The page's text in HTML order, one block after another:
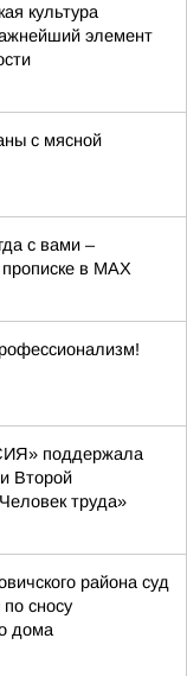
культура
элемент
с мясной
с вами –
прописке в МАХ
поддержала
Второй
труда»
района суд
сносу
дома